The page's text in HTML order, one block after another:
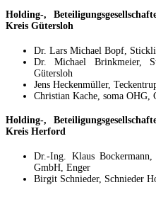
Holding-,
Kreis Gütersloh
Dr. Lars Michael Bopf,
Dr. Michael Brinkmeier,
Gütersloh
Jens Heckenmüller,
Christian Kache, soma OHG,
Holding-,
Kreis Herford
Dr.-Ing. Klaus
GmbH, Enger
Birgit Schnieder, Schnieder